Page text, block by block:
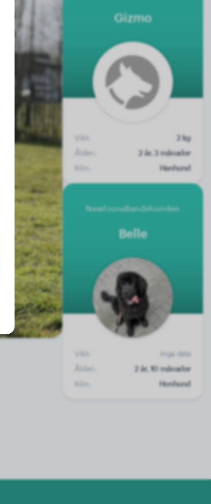
Gizmo
Vikt:
2 kg
Ålder:
2 år, 3 månader
Kön:
Hanhund
Newfoundlandshunden
Belle
Vikt:
Inga data
Ålder:
2 år, 10 månader
Kön:
Honhund